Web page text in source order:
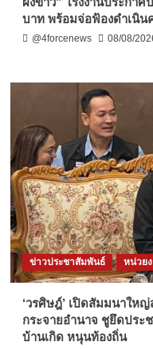
บาท พร้อมจ่อฟ้องดำเนิน
@4forcenews 08/08/
ข่าวประชาสัมพันธ์ หน่วย
‘วรศิษฎ์’ เปิดสัมมนาให
กระจายอำนาจ ชูยึดประ
บ้านเกิด หนุนท้องถิ่น